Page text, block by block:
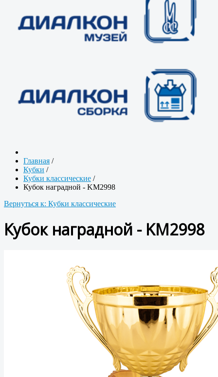
Главная /
Кубки /
Кубки классические /
Кубок наградной - KM2998
Вернуться к: Кубки классические
Кубок наградной - KM2998